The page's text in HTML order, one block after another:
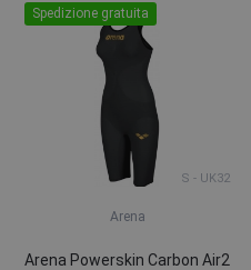
Spedizione gratuita
S - UK32
Arena
Arena Powerskin Carbon Air2